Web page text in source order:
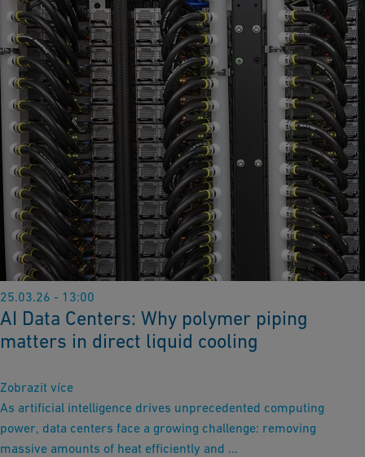
25.03.26 - 13:00
AI Data Centers: Why polymer piping
matters in direct liquid cooling
Zobrazit více
As artificial intelligence drives unprecedented computing
power, data centers face a growing challenge: removing
massive amounts of heat efficiently and ...